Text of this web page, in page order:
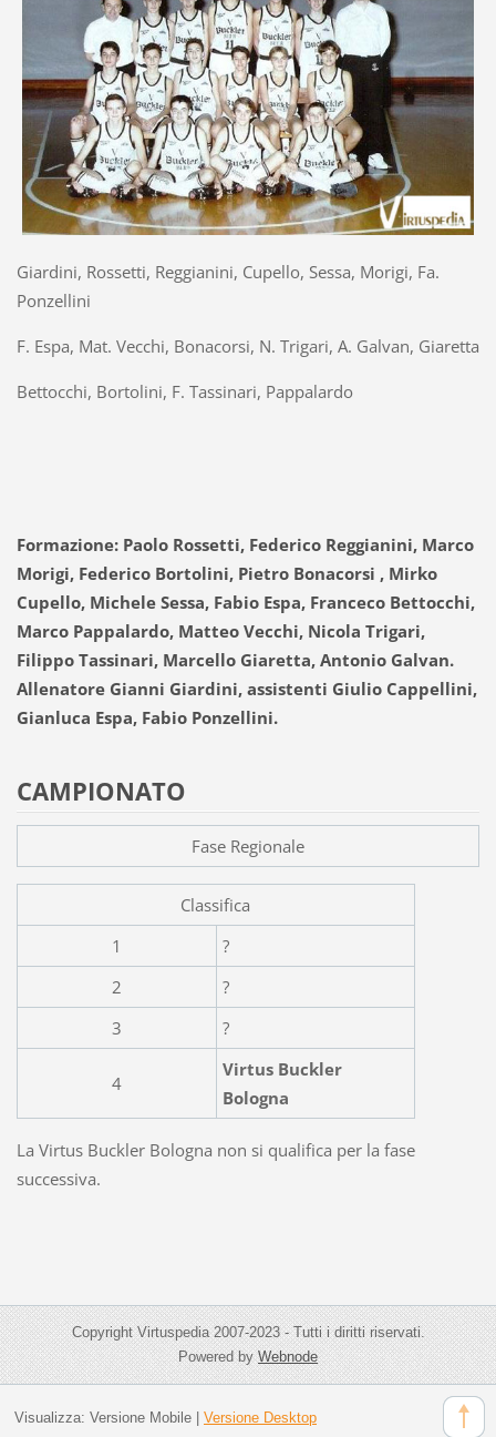
Giardini, Rossetti, Reggianini, Cupello, Sessa, Morigi, Fa.
Ponzellini
F. Espa, Mat. Vecchi, Bonacorsi, N. Trigari, A. Galvan, Giaretta
Bettocchi, Bortolini, F. Tassinari, Pappalardo
Formazione: Paolo Rossetti, Federico Reggianini, Marco
Morigi, Federico Bortolini, Pietro Bonacorsi , Mirko
Cupello, Michele Sessa, Fabio Espa, Franceco Bettocchi,
Marco Pappalardo, Matteo Vecchi, Nicola Trigari,
Filippo Tassinari, Marcello Giaretta, Antonio Galvan.
Allenatore Gianni Giardini, assistenti Giulio Cappellini,
Gianluca Espa, Fabio Ponzellini.
CAMPIONATO
Fase Regionale
Classifica
1
?
2
?
3
?
4
Virtus Buckler
Bologna
La Virtus Buckler Bologna non si qualifica per la fase
successiva.
Copyright Virtuspedia 2007-2023 - Tutti i diritti riservati.
Powered byWebnode
Visualizza: Versione Mobile| Versione Desktop